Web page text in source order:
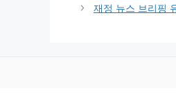
고
재정 뉴스 브리핑